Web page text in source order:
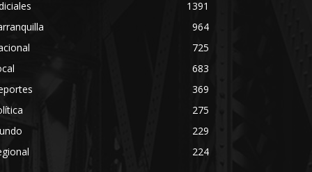
1391
964
725
683
369
275
229
224